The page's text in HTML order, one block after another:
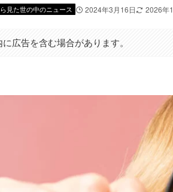
見た世の中のニュース 2024年3月16日 2026年
広告を含む場合があります。